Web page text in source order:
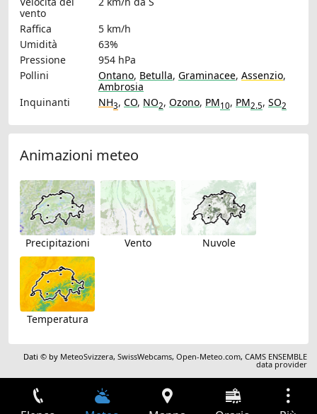
vento
Raffica
5 km/h
Umidità
63%
Pressione
954 hPa
Pollini
Ontano, Betulla, Graminacee, Assenzio,
Ambrosia
Inquinanti
NH3, CO, NO2, Ozono, PM10, PM2.5, SO2
Animazioni meteo
Precipitazioni Vento Nuvole
Temperatura
Dati © by MeteoSvizzera,SwissWebcams,Open-Meteo.com,CAMS ENSEMBLE
data provider